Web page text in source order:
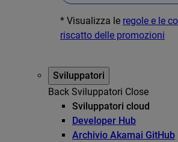
* Visualizza le regole e le
riscatto delle promozioni
Sviluppatori
Back Sviluppatori Close
Sviluppatori cloud
Developer Hub
Archivio Akamai GitHub